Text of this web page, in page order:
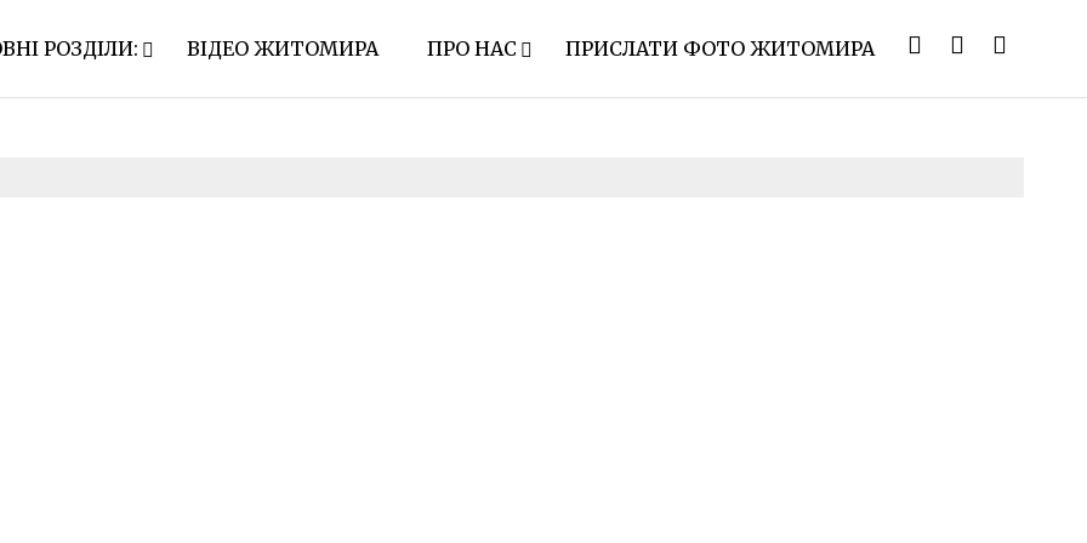
РОЗДІЛИ: ВІДЕО ЖИТОМИРА ПРО НАС ПРИСЛАТИ ФОТО ЖИТОМИРА